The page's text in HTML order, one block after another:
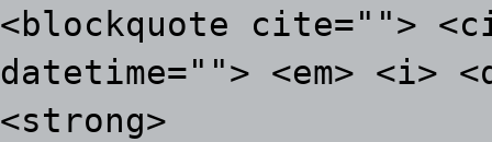
<blockquote cite="">
datetime=""> <em> <i>
<strong>